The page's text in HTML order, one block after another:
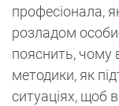
професіонала,
розладом
пояснить, чому
методики, як
ситуаціях, щоб